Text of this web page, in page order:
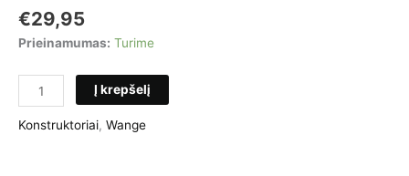
€29,95
Prieinamumas: Turime
produkto
kiekis:
Konstruktorius
Į krepšelį
Konstruktoriai, Wange